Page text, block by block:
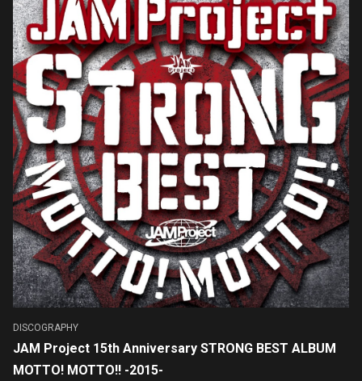
DISCOGRAPHY
JAM Project 15th Anniversary STRONG BEST ALBUM
MOTTO! MOTTO!! -2015-